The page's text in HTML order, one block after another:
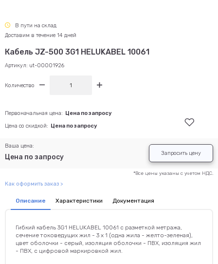
Кабель JZ-500 3G1 HELUKABEL 10061
Артикул: ut-00001926
В пути на склад
Доставим в течение 14 дней
Количество
Ваша цена:
Цена по запросу
Первоначальная цена: Цена по запросу
Цена со скидкой: Цена по запросу
*Все цены указаны с учетом НДС.
Запросить цену
Как оформить заказ >
Описание Характеристики Документация
Гибкий кабель 3G1 HELUKABEL 10061 с разметкой метража,
сечение токоведущих жил - 3 x 1 (одна жила - желто-зеленая),
цвет оболочки - серый, изоляция оболочки - ПВХ, изоляция жил
- ПВХ, с цифровой маркировкой жил.